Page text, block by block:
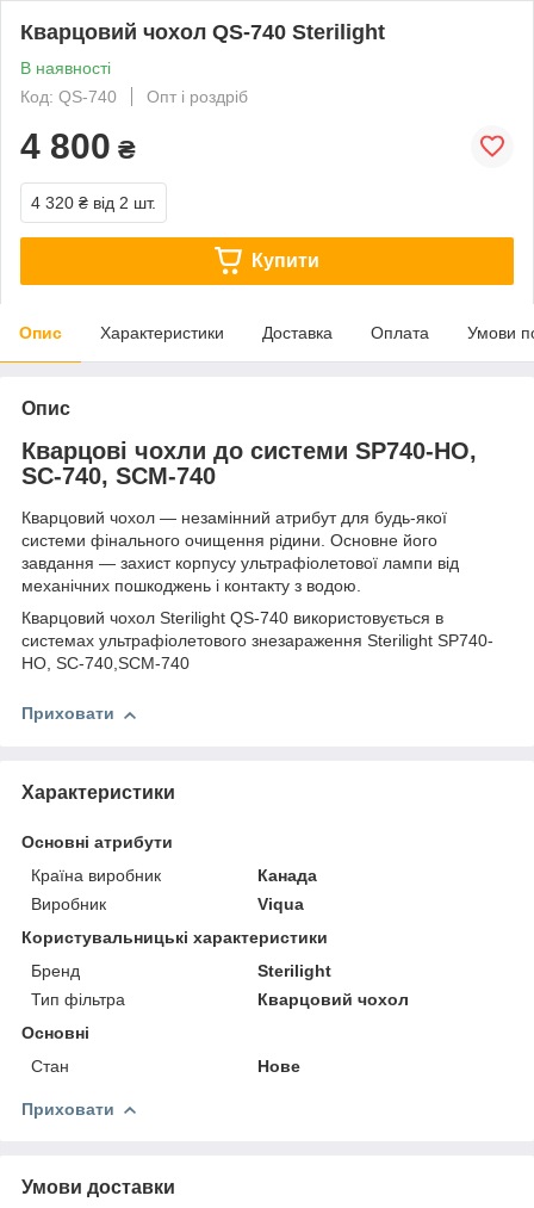
Кварцовий чохол QS-740 Sterilight
В наявності
Код: QS-740
Опт і роздріб
4 800 ₴
4 320 ₴ від 2 шт.
Купити
Опис Характеристики Доставка Оплата Умови
Опис
Кварцові чохли до системи SP740-HO,
SC-740, SCM-740
Кварцовий чохол — незамінний атрибут для будь-якої
системи фінального очищення рідини. Основне його
завдання — захист корпусу ультрафіолетової лампи від
механічних пошкоджень і контакту з водою.
Кварцовий чохол Sterilight QS-740 використовується в
системах ультрафіолетового знезараження Sterilight SP740-
HO, SC-740,SCM-740
Приховати
Характеристики
Основні атрибути
Країна виробник
Канада
Виробник
Viqua
Користувальницькі характеристики
Бренд
Sterilight
Тип фільтра
Кварцовий чохол
Основні
Стан
Нове
Приховати
Умови доставки